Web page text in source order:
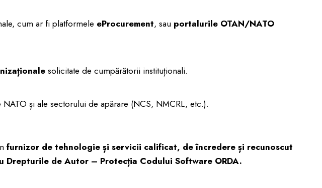
cum ar fi platformele eProcurement, sau portalurile OTAN/NATO
solicitate de cumpărătorii instituționali.
NATO și ale sectorului de apărare (NCS, NMCRL, etc.).
furnizor de tehnologie și servicii calificat, de încredere și recunoscut
de Autor – Protecția Codului Software ORDA.